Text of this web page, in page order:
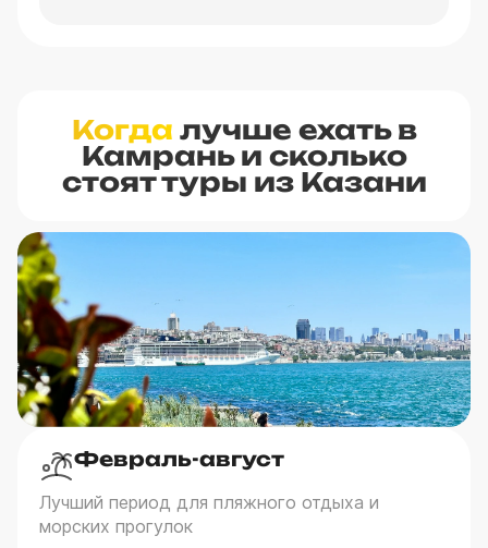
Февраль-август
Лучший период для пляжного отдыха и
морских прогулок
Когда лучше ехать в
Камрань и сколько
стоят туры из Казани